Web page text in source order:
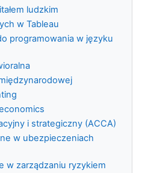
ludzkim
w Tableau
programowania w języku
i strategiczny (ACCA)
w ubezpieczeniach
w zarządzaniu ryzykiem